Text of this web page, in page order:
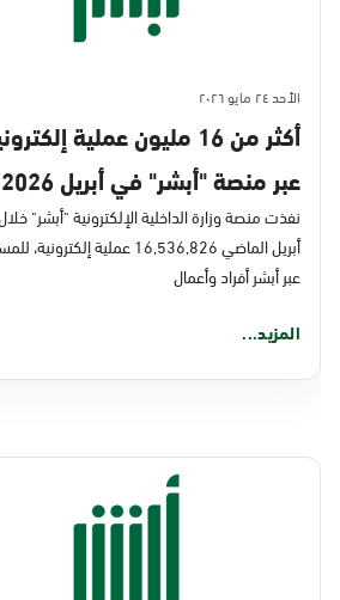
الأحد ٢٤ مايو ٢٠٢٦
أكثر من 16 مليون عملية
عبر منصة "أبشر" في أبريل 2026م
نفذت منصة وزارة الداخلية الإلكترونية "أبشر"
أبريل الماضي 16,536,826 عملية
عبر أبشر أفراد وأعمال
المزيد...